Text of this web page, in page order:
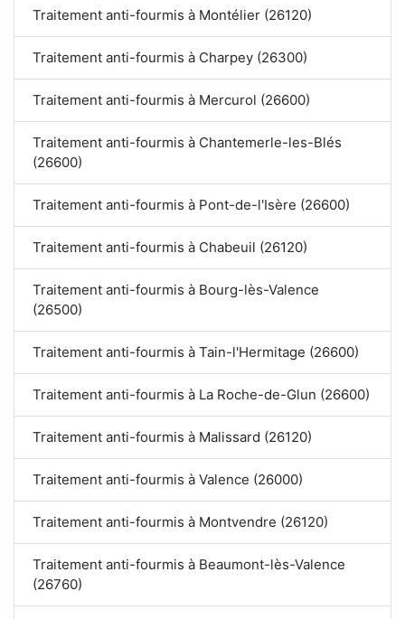
Traitement anti-fourmis à Montélier (26120)
Traitement anti-fourmis à Charpey (26300)
Traitement anti-fourmis à Mercurol (26600)
Traitement anti-fourmis à Chantemerle-les-Blés
(26600)
Traitement anti-fourmis à Pont-de-l'Isère (26600)
Traitement anti-fourmis à Chabeuil (26120)
Traitement anti-fourmis à Bourg-lès-Valence
(26500)
Traitement anti-fourmis à Tain-l'Hermitage (26600)
Traitement anti-fourmis à La Roche-de-Glun (26600)
Traitement anti-fourmis à Malissard (26120)
Traitement anti-fourmis à Valence (26000)
Traitement anti-fourmis à Montvendre (26120)
Traitement anti-fourmis à Beaumont-lès-Valence
(26760)